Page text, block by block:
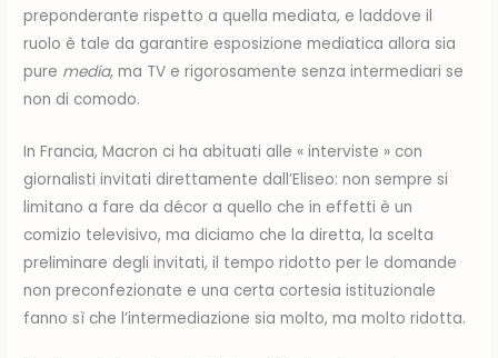
preponderante rispetto a quella mediata, e laddove il
ruolo è tale da garantire esposizione mediatica allora sia
pure media, ma TV e rigorosamente senza intermediari se
non di comodo.
In Francia, Macron ci ha abituati alle « interviste » con
giornalisti invitati direttamente dall’Eliseo: non sempre si
limitano a fare da décor a quello che in effetti è un
comizio televisivo, ma diciamo che la diretta, la scelta
preliminare degli invitati, il tempo ridotto per le domande
non preconfezionate e una certa cortesia istituzionale
fanno sì che l’intermediazione sia molto, ma molto ridotta.